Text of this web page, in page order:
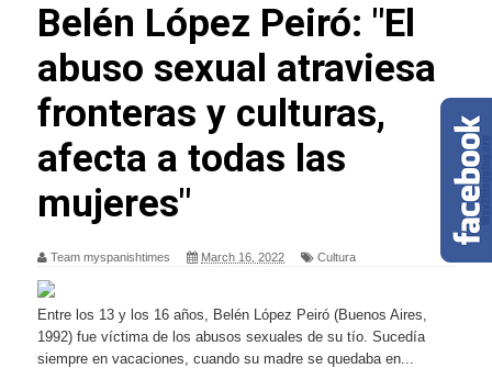
Belén López Peiró: "El
abuso sexual atraviesa
fronteras y culturas,
afecta a todas las
mujeres"
Team myspanishtimes March 16, 2022 Cultura
Entre los 13 y los 16 años, Belén López Peiró (Buenos Aires,
1992) fue víctima de los abusos sexuales de su tío. Sucedía
siempre en vacaciones, cuando su madre se quedaba en...